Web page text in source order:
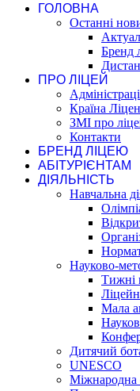
ГОЛОВНА
Останні
Бренд
ПРО ЛІЦЕЙ
Країна
ЗМІ про
Контакти
БРЕНД ЛІЦЕЮ
АБІТУРІЄНТАМ
ДІЯЛЬНІСТЬ
Навчальна
Науково-
Тижні
Мала
Дитячий
UNESCO
Міжнародна